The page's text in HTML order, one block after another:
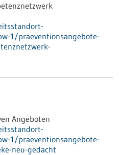
1/praeventionsangebote-
Angeboten
1/praeventionsangebote-
neu-gedacht